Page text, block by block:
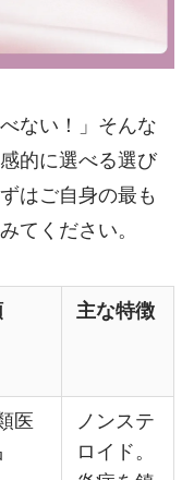
ない！」そんな
的に選べる選び
はご自身の最も
てください。
主な特徴
医
ノンステ
ロイド。